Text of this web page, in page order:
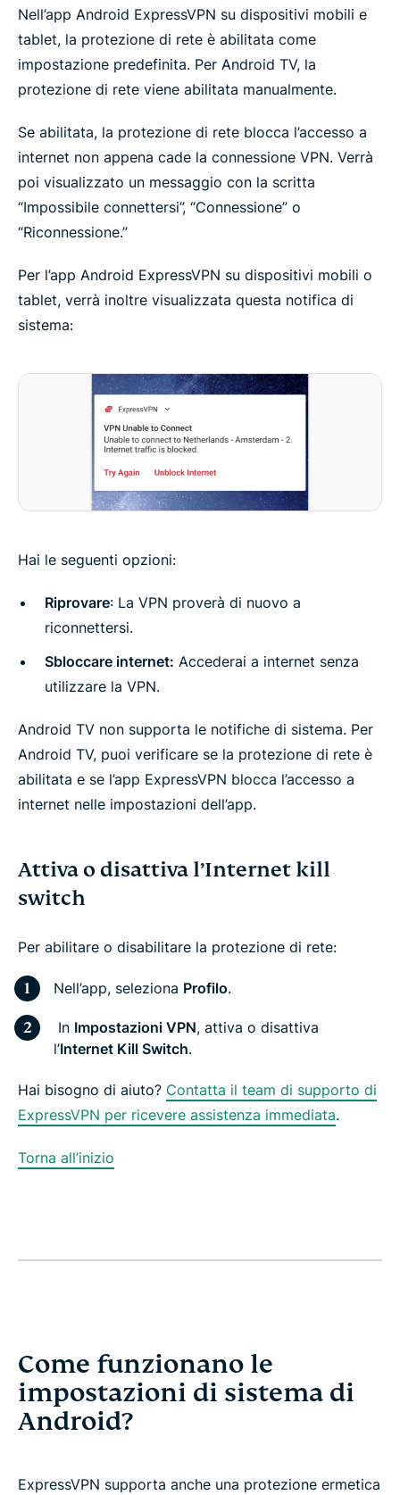
Nell’app Android ExpressVPN su dispositivi mobili e
tablet, la protezione di rete è abilitata come
impostazione predefinita. Per Android TV, la
protezione di rete viene abilitata manualmente.
Se abilitata, la protezione di rete blocca l’accesso a
internet non appena cade la connessione VPN. Verrà
poi visualizzato un messaggio con la scritta
“Impossibile connettersi”, “Connessione” o
“Riconnessione.”
Per l’app Android ExpressVPN su dispositivi mobili o
tablet, verrà inoltre visualizzata questa notifica di
sistema:
Hai le seguenti opzioni:
Riprovare: La VPN proverà di nuovo a
riconnettersi.
Sbloccare internet: Accederai a internet senza
utilizzare la VPN.
Android TV non supporta le notifiche di sistema. Per
Android TV, puoi verificare se la protezione di rete è
abilitata e se l’app ExpressVPN blocca l’accesso a
internet nelle impostazioni dell’app.
Attiva o disattiva l’Internet kill
switch
Per abilitare o disabilitare la protezione di rete:
Nell’app, seleziona Profilo.
In Impostazioni VPN, attiva o disattiva
l’Internet Kill Switch.
Hai bisogno di aiuto? Contatta il team di supporto di
ExpressVPN per ricevere assistenza immediata.
Torna all’inizio
Come funzionano le
impostazioni di sistema di
Android?
ExpressVPN supporta anche una protezione ermetica